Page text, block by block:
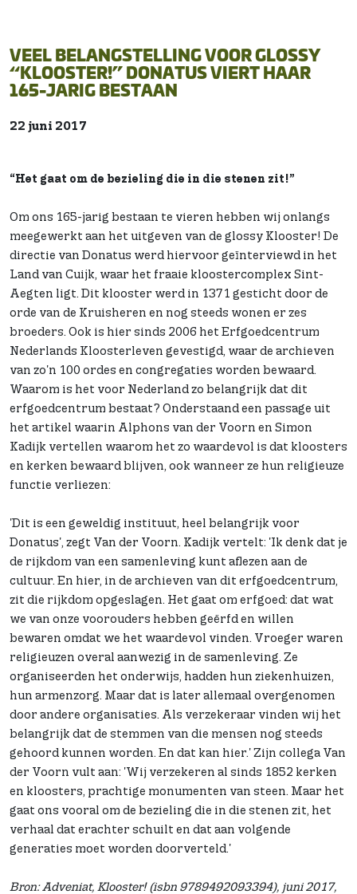
VEEL BELANGSTELLING VOOR GLOSSY
“KLOOSTER!” DONATUS VIERT HAAR
165-JARIG BESTAAN
22 juni 2017
“Het gaat om de bezieling die in die stenen zit!”
Om ons 165-jarig bestaan te vieren hebben wij onlangs
meegewerkt aan het uitgeven van de glossy Klooster! De
directie van Donatus werd hiervoor geïnterviewd in het
Land van Cuijk, waar het fraaie kloostercomplex Sint-
Aegten ligt. Dit klooster werd in 1371 gesticht door de
orde van de Kruisheren en nog steeds wonen er zes
broeders. Ook is hier sinds 2006 het Erfgoedcentrum
Nederlands Kloosterleven gevestigd, waar de archieven
van zo'n 100 ordes en congregaties worden bewaard.
Waarom is het voor Nederland zo belangrijk dat dit
erfgoedcentrum bestaat? Onderstaand een passage uit
het artikel waarin Alphons van der Voorn en Simon
Kadijk vertellen waarom het zo waardevol is dat kloosters
en kerken bewaard blijven, ook wanneer ze hun religieuze
functie verliezen:
'Dit is een geweldig instituut, heel belangrijk voor
Donatus', zegt Van der Voorn. Kadijk vertelt: 'Ik denk dat je
de rijkdom van een samenleving kunt aflezen aan de
cultuur. En hier, in de archieven van dit erfgoedcentrum,
zit die rijkdom opgeslagen. Het gaat om erfgoed: dat wat
we van onze voorouders hebben geërfd en willen
bewaren omdat we het waardevol vinden. Vroeger waren
religieuzen overal aanwezig in de samenleving. Ze
organiseerden het onderwijs, hadden hun ziekenhuizen,
hun armenzorg. Maar dat is later allemaal overgenomen
door andere organisaties. Als verzekeraar vinden wij het
belangrijk dat de stemmen van die mensen nog steeds
gehoord kunnen worden. En dat kan hier.' Zijn collega Van
der Voorn vult aan: 'Wij verzekeren al sinds 1852 kerken
en kloosters, prachtige monumenten van steen. Maar het
gaat ons vooral om de bezieling die in die stenen zit, het
verhaal dat erachter schuilt en dat aan volgende
generaties moet worden doorverteld.'
Bron: Adveniat, Klooster! (isbn 9789492093394), juni 2017,